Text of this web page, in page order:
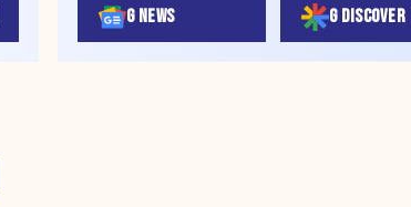
G NEWS G DISCOVER